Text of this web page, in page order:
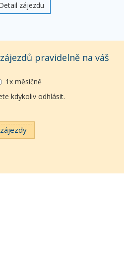
zájezdu
pravidelně na váš
1x měsíčně
kdykoliv odhlásit.